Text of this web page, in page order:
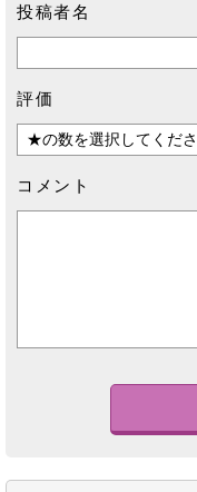
コメント
評価
投稿者名